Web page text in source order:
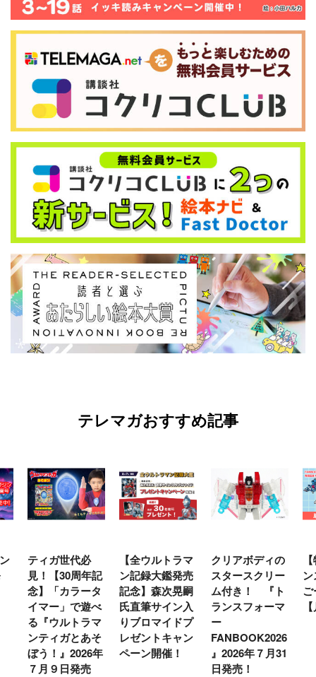
テレマガおすすめ記事
ティガ世代必
見！【30周年記
念】「カラータ
イマー」で遊べ
る『ウルトラマ
ンティガとあそ
ぼう！』2026年
７月９日発売
【全ウルトラマ
ン記録大鑑発売
記念】森次晃嗣
氏直筆サイン入
りブロマイドプ
レゼントキャン
ペーン開催！
クリアボディの
スタースクリー
ム付き！ 『ト
ランスフォーマ
ー
FANBOOK2026
』2026年７月31
日発売！